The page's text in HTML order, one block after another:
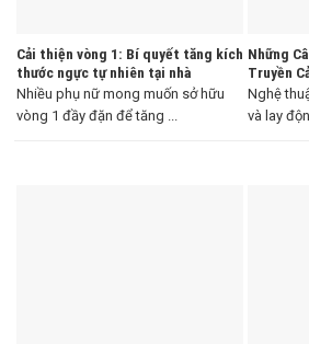
Cải thiện vòng 1: Bí quyết tăng kích
thước ngực tự nhiên tại nhà
Nhiều phụ nữ mong muốn sở hữu
vòng 1 đầy đặn để tăng ...
Những
Truyền
Nghệ
và lay